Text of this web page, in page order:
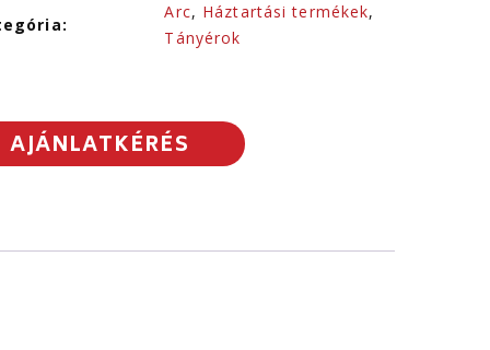
Arc, Háztartási termékek,
Tányérok
AJÁNLATKÉRÉS